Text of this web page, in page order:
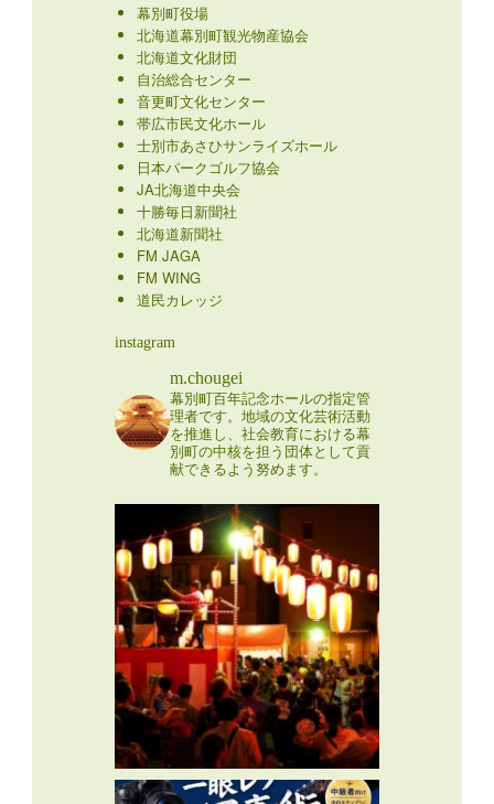
幕別町役場
北海道幕別町観光物産協会
北海道文化財団
自治総合センター
音更町文化センター
帯広市民文化ホール
士別市あさひサンライズホール
日本パークゴルフ協会
JA北海道中央会
十勝毎日新聞社
北海道新聞社
FM JAGA
FM WING
道民カレッジ
instagram
m.chougei
幕別町百年記念ホールの指定管
理者です。地域の文化芸術活動
を推進し、社会教育における幕
別町の中核を担う団体として貢
献できるよう努めます。